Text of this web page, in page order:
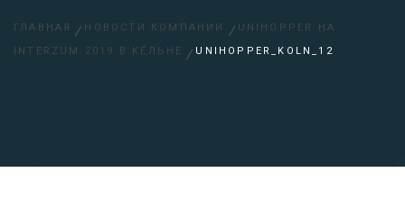
ГЛАВНАЯ НОВОСТИ КОМПАНИИ
UNIHOPPER НА
INTERZUM 2019 В КЁЛЬНЕ
UNIHOPPER_KOLN_12